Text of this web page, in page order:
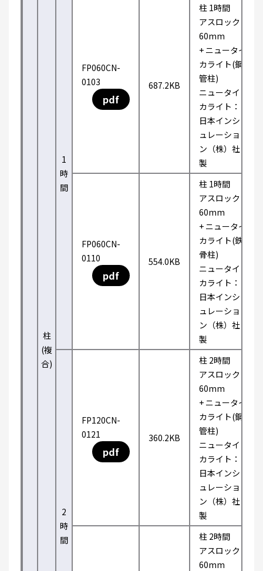
柱
(複
合)
1
時
間
FP060CN-
0103
pdf
687.2KB
柱 1時間
アスロック
60mm
+ ニュータイ
カライト(鋼
管柱)
ニュータイ
カライト：
日本インシ
ュレーショ
ン（株）社
製
FP060CN-
0110
pdf
554.0KB
柱 1時間
アスロック
60mm
+ ニュータイ
カライト(鉄
骨柱)
ニュータイ
カライト：
日本インシ
ュレーショ
ン（株）社
製
2
時
間
FP120CN-
0121
pdf
360.2KB
柱 2時間
アスロック
60mm
+ ニュータイ
カライト(鋼
管柱)
ニュータイ
カライト：
日本インシ
ュレーショ
ン（株）社
製
柱 2時間
アスロック
60mm